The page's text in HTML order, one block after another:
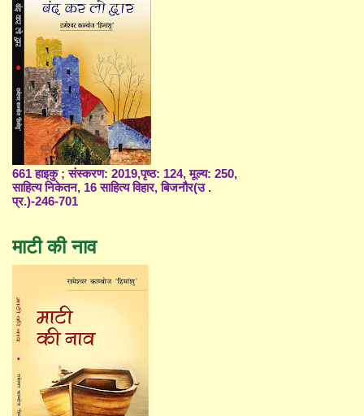
661 हाइकु ; संस्करण: 2019,पृष्ठ: 124, मूल्य: 250,
साहित्य निकेतन, 16 साहित्य विहार, बिजनौर(उ .
प्र.)-246-701
माटी की नाव